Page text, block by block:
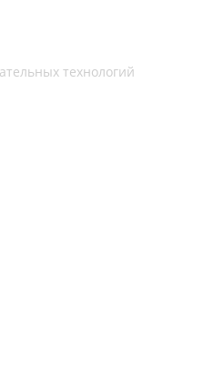
технологий